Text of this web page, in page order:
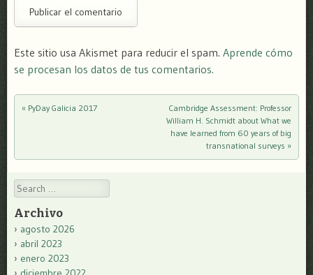
Este sitio usa Akismet para reducir el spam. Aprende cómo
se procesan los datos de tus comentarios.
Post navigation
« PyDay Galicia 2017
Cambridge Assessment: Professor
William H. Schmidt about What we
have learned from 60 years of big
transnational surveys »
Search
Archivo
agosto 2026
abril 2023
enero 2023